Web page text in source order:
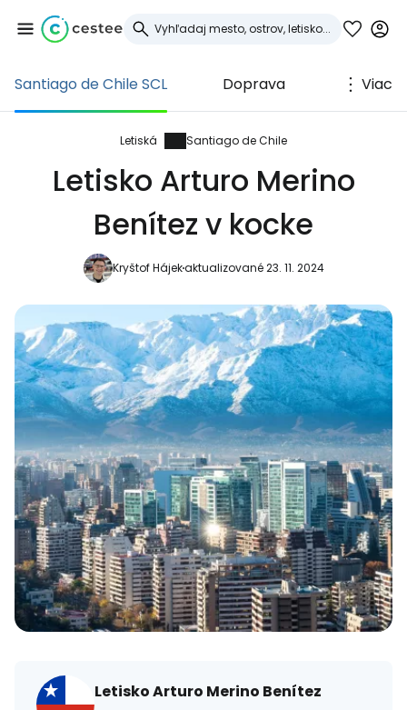
Santiago de Chile SCL Doprava Viac
Letiská Santiago de Chile
Letisko Arturo Merino
Benítez v kocke
Kryštof Hájekaktualizované 23. 11. 2024
Letisko Arturo Merino Benítez
Prihláste sa do
služby Cestee
... celosvetovej komunity cestovateľov
Pokračovať na Facebooku
Pokračovať s e-mailom